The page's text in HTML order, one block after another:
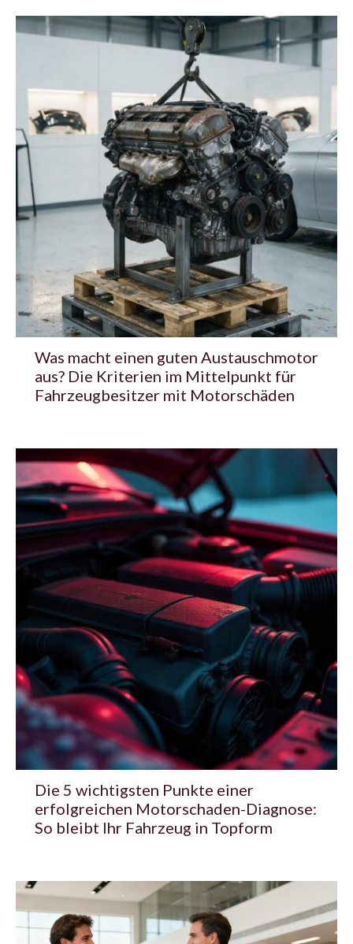
Was macht einen guten Austauschmotor
aus? Die Kriterien im Mittelpunkt für
Fahrzeugbesitzer mit Motorschäden
Die 5 wichtigsten Punkte einer
erfolgreichen Motorschaden-Diagnose:
So bleibt Ihr Fahrzeug in Topform